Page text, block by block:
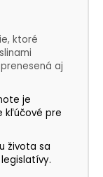
ktoré
aj
je
kľúčové pre
života sa